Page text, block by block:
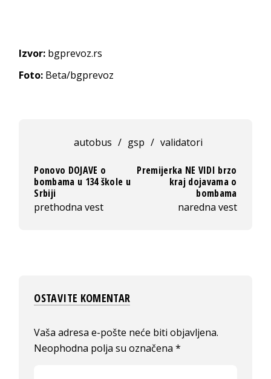
Izvor: bgprevoz.rs
Foto: Beta/bgprevoz
autobus / gsp / validatori
Ponovo DOJAVE o
bombama u 134 škole u
Srbiji
prethodna vest
Premijerka NE VIDI brzo
kraj dojavama o
bombama
naredna vest
OSTAVITE KOMENTAR
Vaša adresa e-pošte neće biti objavljena.
Neophodna polja su označena*